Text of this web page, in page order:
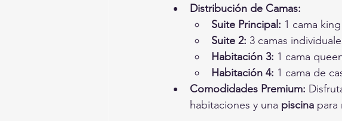
Distribución de Camas:
Suite Principal: 1 cama
Suite 2: 3 camas
Habitación 3: 1 cama
Habitación 4: 1 cama de
Comodidades Premium:
habitaciones y una piscina para